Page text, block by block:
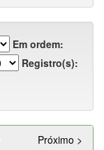
Em ordem:
Registro(s):
Próximo >